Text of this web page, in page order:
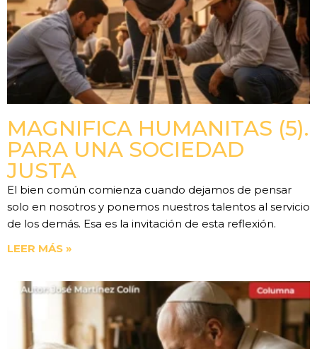
MAGNIFICA HUMANITAS (5).
PARA UNA SOCIEDAD
JUSTA
El bien común comienza cuando dejamos de pensar
solo en nosotros y ponemos nuestros talentos al servicio
de los demás. Esa es la invitación de esta reflexión.
LEER MÁS »